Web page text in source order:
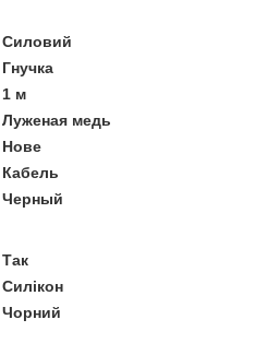
Силовий
Гнучка
1 м
Луженая медь
Нове
Кабель
Черный
Так
Силікон
Чорний